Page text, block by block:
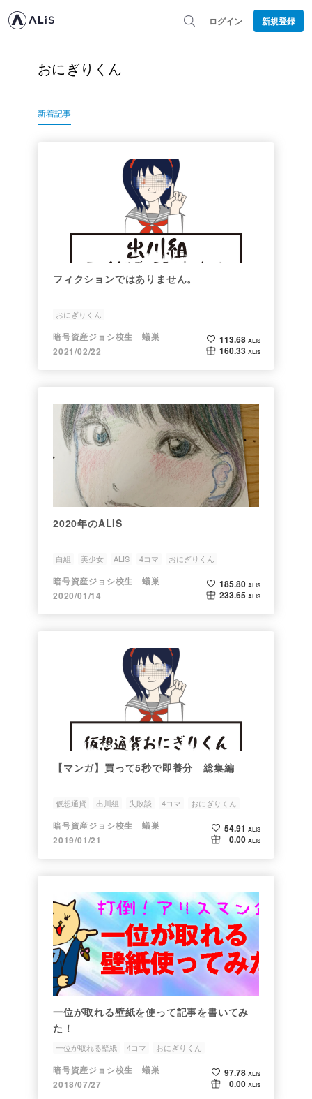
ログイン 新規登録
おにぎりくん
新着記事
フィクションではありません。
おにぎりくん
暗号資産ジョシ校生 蟻巣
2021/02/22
113.68 ALIS
160.33 ALIS
2020年のALIS
白組 美少女 ALIS 4コマ おにぎりくん
暗号資産ジョシ校生 蟻巣
2020/01/14
185.80 ALIS
233.65 ALIS
【マンガ】買って5秒で即養分 総集編
仮想通貨 出川組 失敗談 4コマ おにぎりくん
暗号資産ジョシ校生 蟻巣
2019/01/21
54.91 ALIS
0.00 ALIS
一位が取れる壁紙を使って記事を書いてみ
た！
一位が取れる壁紙 4コマ
おにぎりくん
ALIS過去記事マイナー
暗号資産ジョシ校生 蟻巣
2018/07/27
97.78 ALIS
0.00 ALIS